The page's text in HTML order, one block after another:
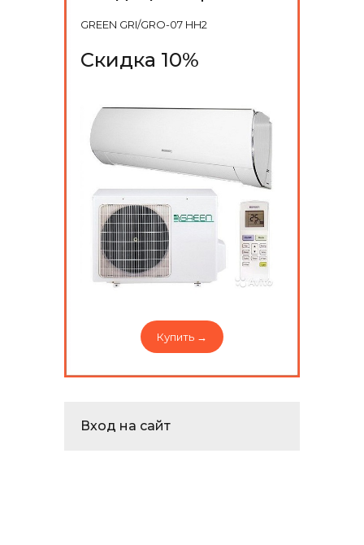
GREEN GRI/GRO-07 HH2
Скидка 10%
Купить →
Вход на сайт